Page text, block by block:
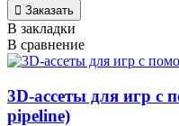
 Заказать
В закладки
В сравнение
3D-ассеты для игр с
pipeline)